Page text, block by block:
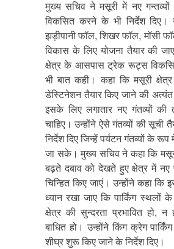
मुख्य सचिव ने मसूरी में नए गन्तव्यों
विकसित करने के भी निर्देश दिए।
झड़ीपानी फॉल, शिखर फॉल, मॉसी
विकास के लिए योजना तैयार की
क्षेत्र के आसपास ट्रेक रूट्स
भी बात कही। कहा कि मसूरी
डेस्टिनेशन तैयार किए जाने की
इसके लिए लगातार नए गंतव्यों की
चाहिए। उन्होंने ऐसे गंतव्यों की सूची
निर्देश दिए जिन्हें पर्यटन गंतव्यों के
जा सके। मुख्य सचिव ने कहा कि
बढ़ते दबाव को देखते हुए क्षेत्र में नए
चिन्हित किए जाएं। उन्होंने कहा कि
ध्यान रखा जाए कि पार्किंग स्थलों के
क्षेत्र की सुन्दरता प्रभावित हो, न
बाधित हो। उन्होंने किंग क्रेग
शीघ्र शुरू किए जाने के निर्देश दिए।